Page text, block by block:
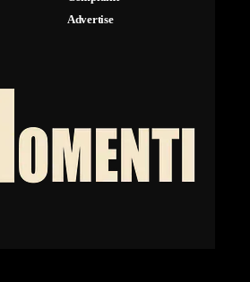
Advertise